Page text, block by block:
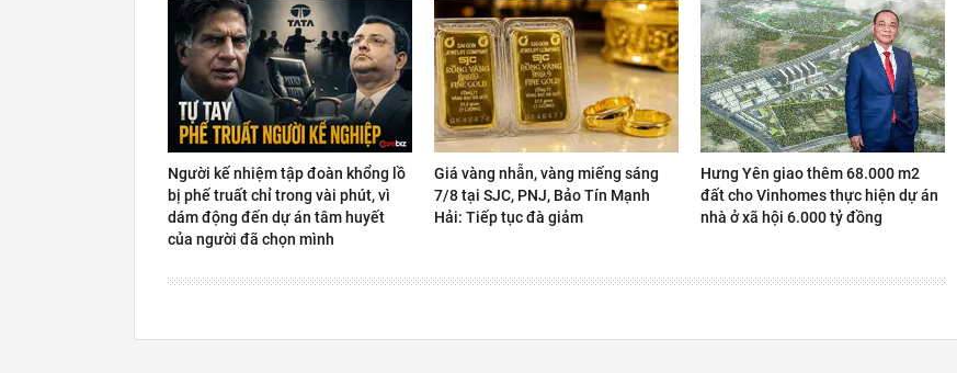
Người kế nhiệm tập đoàn khổng lồ
bị phế truất chỉ trong vài phút, vì
dám động đến dự án tâm huyết
của người đã chọn mình
Giá vàng nhẫn, vàng miếng sáng
7/8 tại SJC, PNJ, Bảo Tín Mạnh
Hải: Tiếp tục đà giảm
Hưng Yên giao thêm 68.000 m2
đất cho Vinhomes thực hiện dự án
nhà ở xã hội 6.000 tỷ đồng